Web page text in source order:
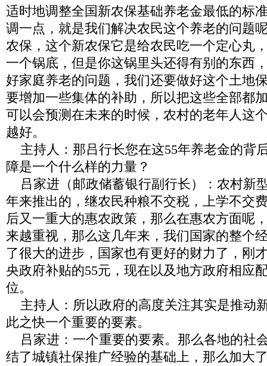
适时地调整全国新农保基础养老金最低的标
调一点，就是我们解决农民这个养老的问题
农保，这个新农保它是给农民吃一个定心丸
一个锅底，但是你这锅里头还得有别的东西
好家庭养老的问题，我们还要做好这个土地
要增加一些集体的补助，所以把这些全部都
可以会预测在未来的时候，农村的老年人这
越好。
主持人：那吕行长您在这55年养老金的背
障是一个什么样的力量？
吕家进（邮政储蓄银行副行长）：农村新
年来推出的，继农民种粮不交税，上学不交
后又一重大的惠农政策，那么在惠农方面呢
来越重视，那么这几年来，我们国家的整个
了很大的进步，国家也有更好的财力了，刚
央政府补贴的55元，现在以及地方政府相应
位。
主持人：所以政府的高度关注其实是推动
此之快一个重要的要素。
吕家进：一个重要的要素。那么各地的社
结了城镇社保推广经验的基础上，那么加大